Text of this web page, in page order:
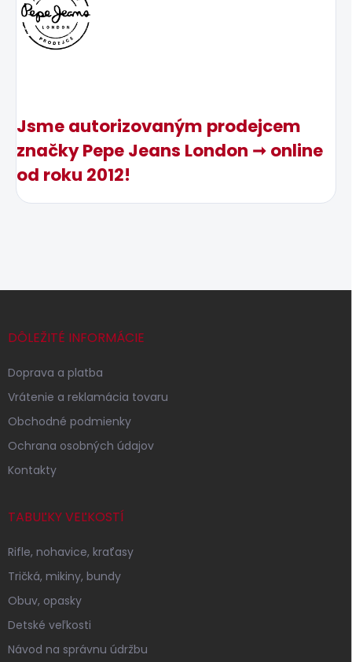
Jsme autorizovaným prodejcem
značky Pepe Jeans London ➞ online
od roku 2012!
pDÔLEŽITÉ INFORMÁCIE
Doprava a platba
Vrátenie a reklamácia tovaru
Obchodné podmienky
Ochrana osobných údajov
Kontakty
TABUĽKY VEĽKOSTÍ
Rifle, nohavice, kraťasy
Tričká, mikiny, bundy
Obuv, opasky
Detské veľkosti
Návod na správnu údržbu